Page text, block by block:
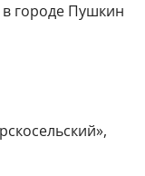
городе Пушкин